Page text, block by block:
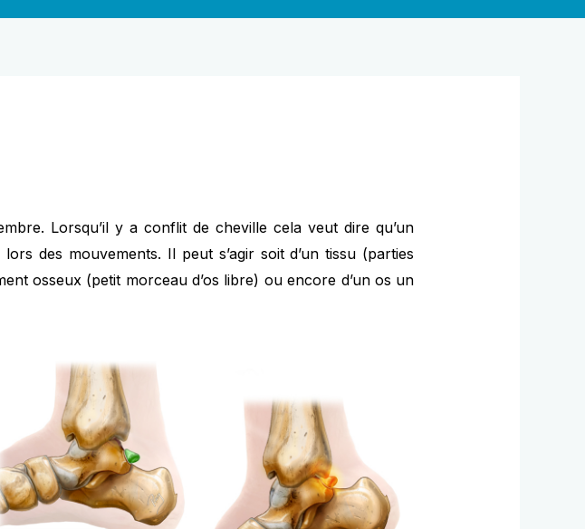
Lorsqu’il y a conflit de cheville cela veut dire qu’un
des mouvements. Il peut s’agir soit d’un tissu (parties
osseux (petit morceau d’os libre) ou encore d’un os un